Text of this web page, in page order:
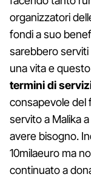
organizzatori
fondi a suo
sarebbero serviti
una vita e questo
termini di
consapevole del
servito a Malika
avere bisogno.
10milaeuro ma
continuato a